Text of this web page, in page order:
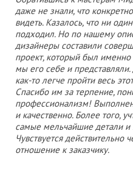
даже не знали, что
видеть. Казалось, что ни
подходил. Но по нашему
дизайнеры составили
проект, который был именно
мы его себе и
как-то легче пройти весь
Спасибо им за терпение,
профессионализм!
и качественно. Более того,
самые мельчайшие детали и
Чувствуется действительно
отношение к заказчику.